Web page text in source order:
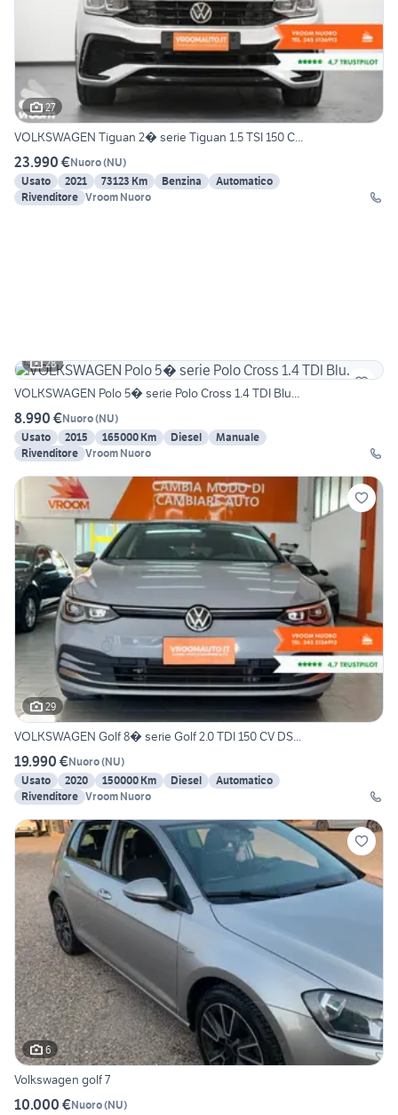
27
VOLKSWAGEN Tiguan 2� serie Tiguan 1.5 TSI 150 C...
23.990 €Nuoro(NU)
Usato
2021 73123 Km Benzina
Automatico
Rivenditore Vroom Nuoro
28
VOLKSWAGEN Polo 5� serie Polo Cross 1.4 TDI Blu...
8.990 €Nuoro(NU)
Usato
2015 165000 Km Diesel
Manuale
Rivenditore Vroom Nuoro
29
VOLKSWAGEN Golf 8� serie Golf 2.0 TDI 150 CV DS...
19.990 €Nuoro(NU)
Usato
2020 150000 Km Diesel
Automatico
Rivenditore Vroom Nuoro
6
Volkswagen golf 7
10.000 €Nuoro(NU)